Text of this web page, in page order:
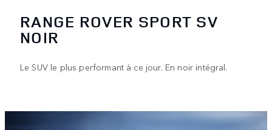
RANGE ROVER SPORT SV
NOIR
Le SUV le plus performant à ce jour. En noir intégral.